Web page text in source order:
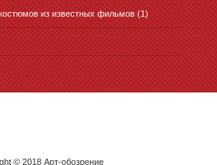
из известных фильмов (1)
© 2018 Арт-обозрение